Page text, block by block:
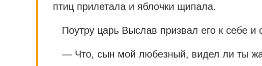
птиц прилетала и яблочки щипала.
Поутру царь Выслав призвал его к себе и
— Что, сын мой любезный, видел ли ты